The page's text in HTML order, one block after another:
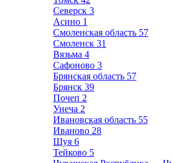
Северск 3
Асино 1
Смоленская область 57
Смоленск 31
Вязьма 4
Сафоново 3
Брянская область 57
Брянск 39
Почеп 2
Унеча 2
Ивановская область 55
Иваново 28
Шуя 6
Тейково 5